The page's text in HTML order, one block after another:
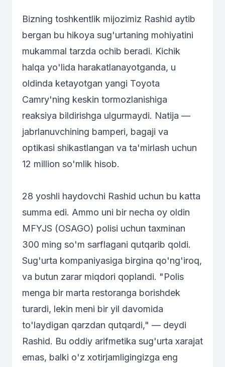
Bizning toshkentlik mijozimiz Rashid aytib
bergan bu hikoya sug'urtaning mohiyatini
mukammal tarzda ochib beradi. Kichik
halqa yo'lida harakatlanayotganda, u
oldinda ketayotgan yangi Toyota
Camry'ning keskin tormozlanishiga
reaksiya bildirishga ulgurmaydi. Natija —
jabrlanuvchining bamperi, bagaji va
optikasi shikastlangan va ta'mirlash uchun
12 million so'mlik hisob.
28 yoshli haydovchi Rashid uchun bu katta
summa edi. Ammo uni bir necha oy oldin
MFYJS (OSAGO) polisi uchun taxminan
300 ming so'm sarflagani qutqarib qoldi.
Sug'urta kompaniyasiga birgina qo'ng'iroq,
va butun zarar miqdori qoplandi. "Polis
menga bir marta restoranga borishdek
turardi, lekin meni bir yil davomida
to'laydigan qarzdan qutqardi," — deydi
Rashid. Bu oddiy arifmetika sug'urta xarajat
emas, balki o'z xotirjamligingizga eng